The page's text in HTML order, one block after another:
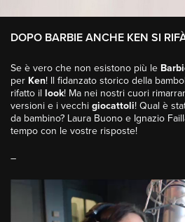
DOPO BARBIE ANCHE KEN SI
Se è vero che non esistono più le
per Ken! Il fidanzato storico della
rifatto il look! Ma nei nostri cuori
versioni e i vecchi giocattoli! Qual è
da bambino? Laura Buono e Ignazio
tempo con le vostre risposte!
–